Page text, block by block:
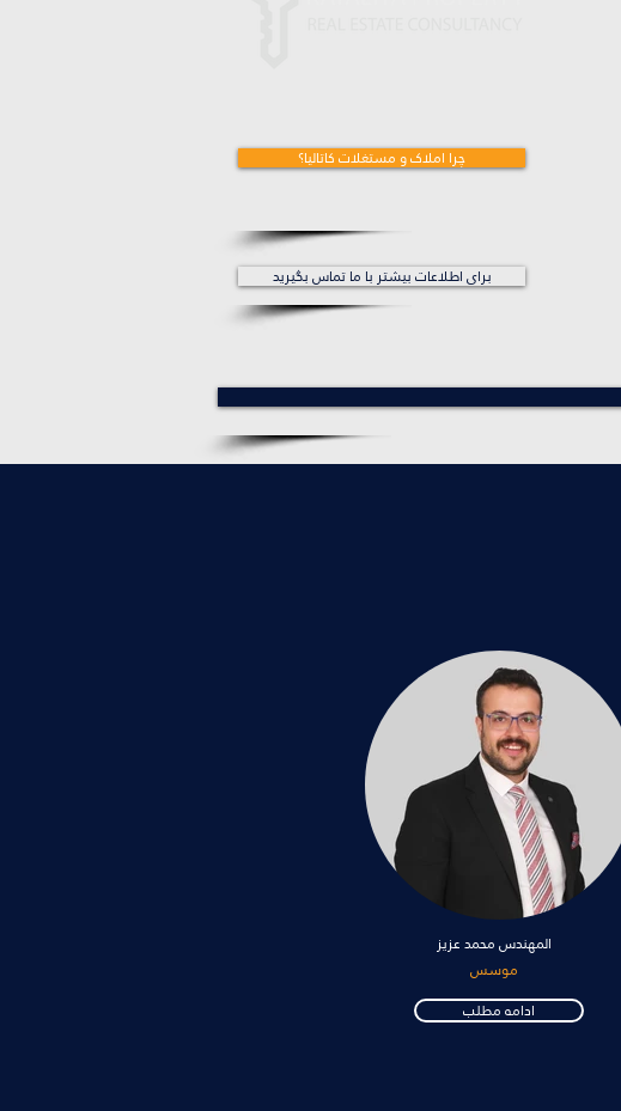
چرا املاک و مستغلات کاتالیا؟
برای اطلاعات بیشتر با ما تماس بگیرید
المهندس محمد عزيز
موسس
ادامه مطلب